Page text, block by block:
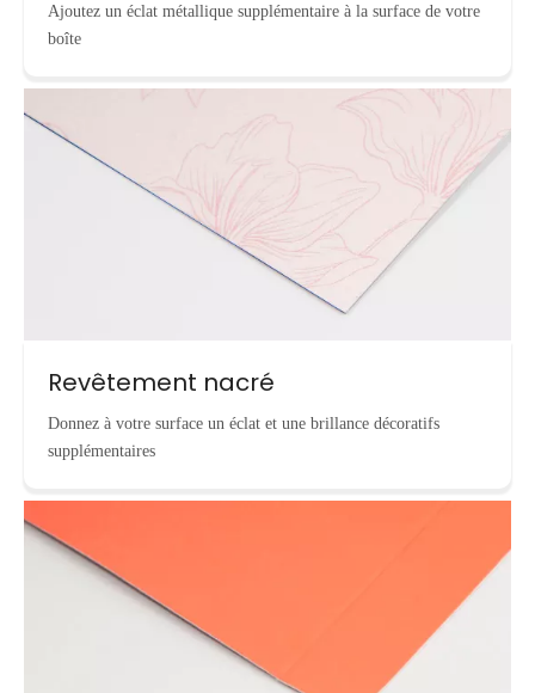
Ajoutez un éclat métallique supplémentaire à la surface de votre
boîte
Revêtement nacré
Donnez à votre surface un éclat et une brillance décoratifs
supplémentaires